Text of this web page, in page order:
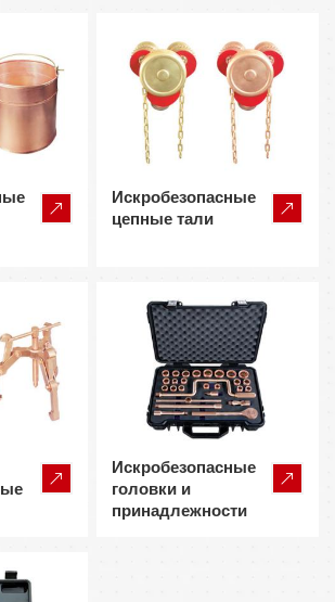
Искробезопасные
цепные тали
Искробезопасные
головки и
принадлежности